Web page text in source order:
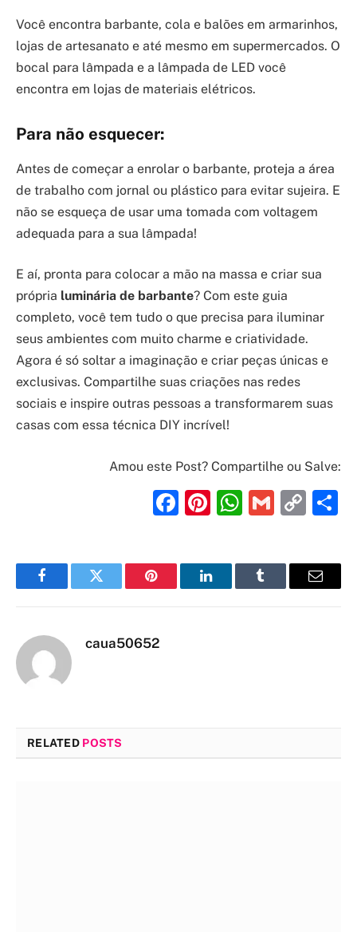
Você encontra barbante, cola e balões em armarinhos,
lojas de artesanato e até mesmo em supermercados. O
bocal para lâmpada e a lâmpada de LED você
encontra em lojas de materiais elétricos.
Para não esquecer:
Antes de começar a enrolar o barbante, proteja a área
de trabalho com jornal ou plástico para evitar sujeira. E
não se esqueça de usar uma tomada com voltagem
adequada para a sua lâmpada!
E aí, pronta para colocar a mão na massa e criar sua
própria luminária de barbante? Com este guia
completo, você tem tudo o que precisa para iluminar
seus ambientes com muito charme e criatividade.
Agora é só soltar a imaginação e criar peças únicas e
exclusivas. Compartilhe suas criações nas redes
sociais e inspire outras pessoas a transformarem suas
casas com essa técnica DIY incrível!
Amou este Post? Compartilhe ou Salve:
Facebook
Pinterest
Gmail
FacebookTwitter Pinterest LinkedInTumblr Email
caua50652
RELATED POSTS